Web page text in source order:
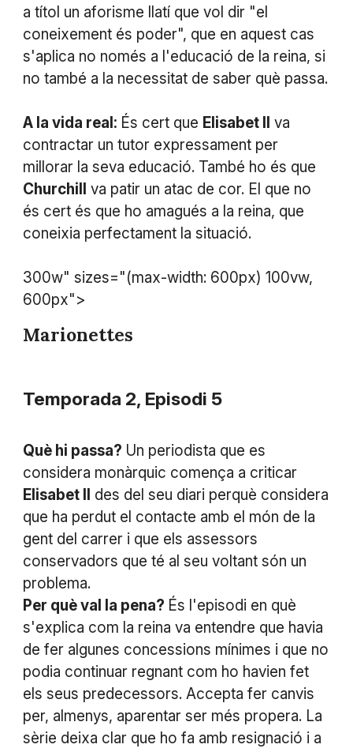
a títol un aforisme llatí que vol dir "el
coneixement és poder", que en aquest cas
s'aplica no només a l'educació de la reina, si
no també a la necessitat de saber què passa.
A la vida real: És cert que Elisabet II
va
contractar un tutor expressament per
millorar la seva educació. També ho és que
Churchill
va patir un atac de cor. El que no
és cert és que ho amagués a la reina, que
coneixia perfectament la situació.
300w" sizes="(max-width: 600px) 100vw,
600px">
Marionettes
Temporada 2, Episodi 5
Què hi passa? Un periodista que es
considera monàrquic comença a criticar
Elisabet II
des del seu diari perquè considera
que ha perdut el contacte amb el món de la
gent del carrer i que els assessors
conservadors que té al seu voltant són un
problema.
Per què val la pena? És l'episodi en què
s'explica com la reina va entendre que havia
de fer algunes concessions mínimes i que no
podia continuar regnant com ho havien fet
els seus predecessors. Accepta fer canvis
per, almenys, aparentar ser més propera. La
sèrie deixa clar que ho fa amb resignació i a